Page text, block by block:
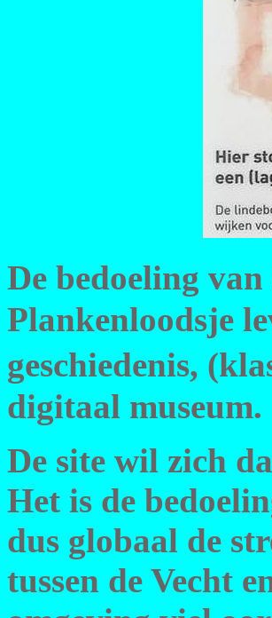
De bedoeling
Plankenloodsje
geschiedenis,
digitaal museum.
De site wil zich
Het is de
dus globaal de
tussen de Vecht